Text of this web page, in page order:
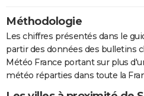
Méthodologie
Les chiffres présentés dans le
partir des données des bulletins
Météo France portant sur plus
météo réparties dans toute la